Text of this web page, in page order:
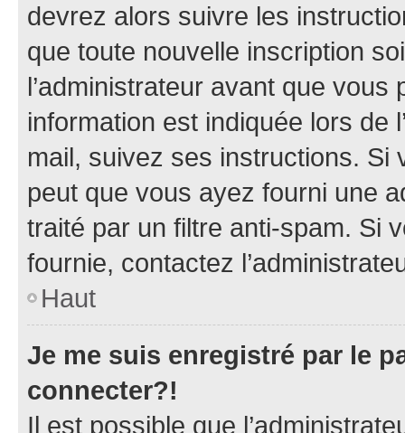
devrez alors suivre les
que toute nouvelle inscription
l’administrateur avant que
information est indiquée lors de
mail, suivez ses instructions. Si
peut que vous ayez fourni une
traité par un filtre anti-spam. Si
fournie, contactez
Haut
Je me suis enregistré par le
connecter?!
Il est possible que